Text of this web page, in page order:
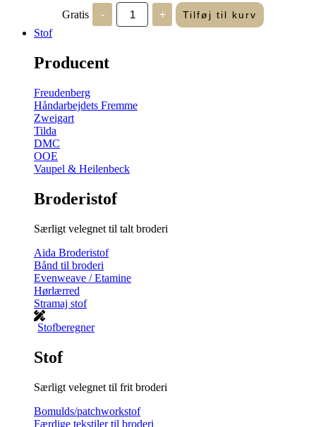
Gratis -
Verdens
broderidag
2026
+ Tilføj til kurv
Stof
Producent
Freudenberg
Håndarbejdets Fremme
Zweigart
Tilda
DMC
OOE
Vaupel & Heilenbeck
Broderistof
Særligt velegnet til talt broderi
Aida Broderistof
Bånd til broderi
Evenweave / Etamine
Hørlærred
Stramaj stof
Stofberegner
Stof
Særligt velegnet til frit broderi
Bomulds/patchworkstof
Færdige tekstiler til broderi